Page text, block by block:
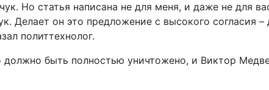
Но статья написана не для меня, и даже не для
Делает он это предложение с высокого согласия
политтехнолог.
должно быть полностью уничтожено, и Виктор